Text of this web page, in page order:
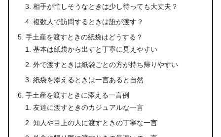
相手が忙しそうなときは少し待っても大丈夫？
複数人で訪問するときは誰が渡す？
手土産を渡すときの紙袋はどうする？
基本は紙袋から出すと丁寧に見えやすい
外で渡すときは紙袋ごとの方が持ち帰りやすい
紙袋を添えるときは一言あると自然
手土産を渡すときに添える一言例
友達に渡すときのカジュアルな一言
知人や目上の人に渡すときの丁寧な一言